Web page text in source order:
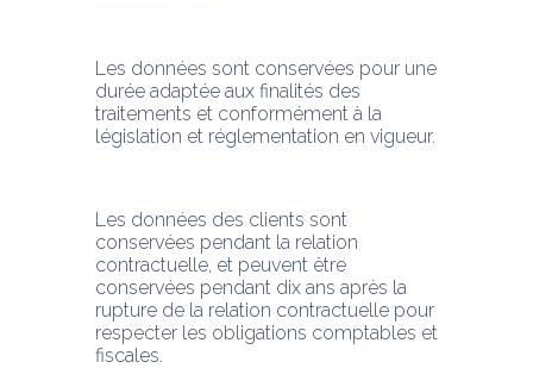
Les données sont conservées pour une
durée adaptée aux finalités des
traitements et conformément à la
législation et réglementation en vigueur.
Les données des clients sont
conservées pendant la relation
contractuelle, et peuvent être
conservées pendant dix ans après la
rupture de la relation contractuelle pour
respecter les obligations comptables et
fiscales.